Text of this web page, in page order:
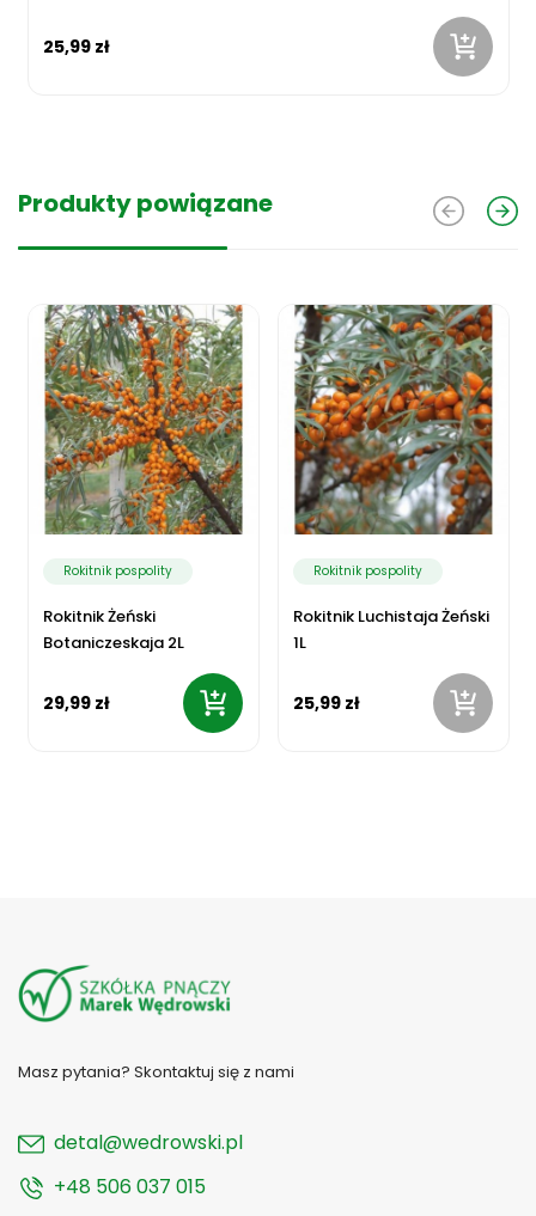
25,99 zł
Produkty powiązane
Rokitnik pospolity
Rokitnik Żeński
Botaniczeskaja 2L
29,99 zł
Rokitnik pospolity
Rokitnik Luchistaja Żeński
1L
25,99 zł
Masz pytania? Skontaktuj się z nami
detal@wedrowski.pl
+48 506 037 015